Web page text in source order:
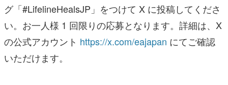
グ「#LifelineHealsJP」をつけて X に投稿してくださ
い。お一人様 1 回限りの応募となります。詳細は、X
の公式アカウント https://x.com/eajapan にてご確認
いただけます。